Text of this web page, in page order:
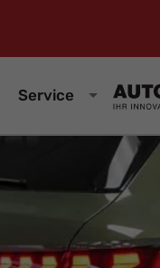
Service